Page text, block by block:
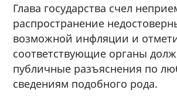
Глава государства счел
распространение
возможной инфляции и
соответствующие органы
публичные разъяснения по
сведениям подобного рода.